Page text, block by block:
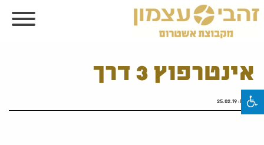
אינטרפוץ 3 דרך
פורסם:25.02.19